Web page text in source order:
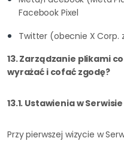
Facebook Pixel
Twitter (obecnie X Corp.
13. Zarządzanie plikami
wyrażać i cofać zgodę?
13.1. Ustawienia w Serwisie
Przy pierwszej wizycie w